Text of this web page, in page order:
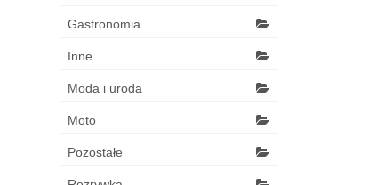
Gastronomia
Inne
Moda i uroda
Moto
Pozostałe